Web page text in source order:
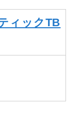
ィックTB